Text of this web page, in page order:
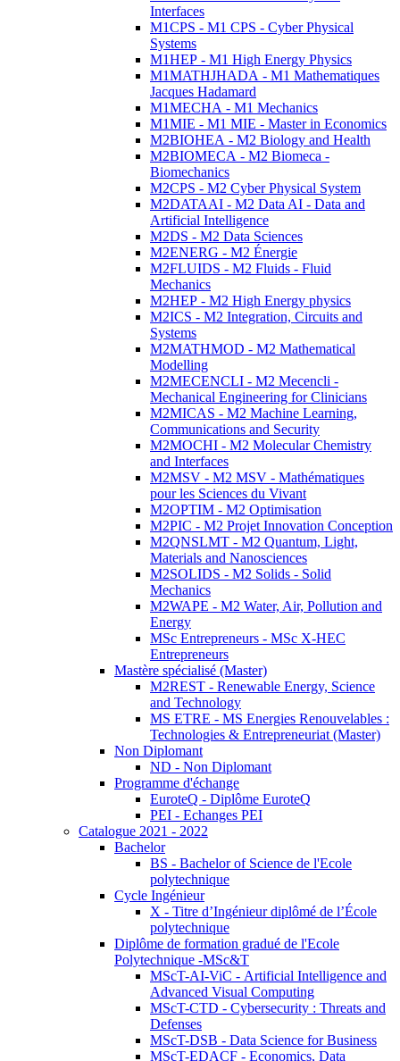
Interfaces
M1CPS - M1 CPS - Cyber Physical
Systems
M1HEP - M1 High Energy Physics
M1MATHJHADA - M1 Mathematiques
Jacques Hadamard
M1MECHA - M1 Mechanics
M1MIE - M1 MIE - Master in Economics
M2BIOHEA - M2 Biology and Health
M2BIOMECA - M2 Biomeca -
Biomechanics
M2CPS - M2 Cyber Physical System
M2DATAAI - M2 Data AI - Data and
Artificial Intelligence
M2DS - M2 Data Sciences
M2ENERG - M2 Énergie
M2FLUIDS - M2 Fluids - Fluid
Mechanics
M2HEP - M2 High Energy physics
M2ICS - M2 Integration, Circuits and
Systems
M2MATHMOD - M2 Mathematical
Modelling
M2MECENCLI - M2 Mecencli -
Mechanical Engineering for Clinicians
M2MICAS - M2 Machine Learning,
Communications and Security
M2MOCHI - M2 Molecular Chemistry
and Interfaces
M2MSV - M2 MSV - Mathématiques
pour les Sciences du Vivant
M2OPTIM - M2 Optimisation
M2PIC - M2 Projet Innovation Conception
M2QNSLMT - M2 Quantum, Light,
Materials and Nanosciences
M2SOLIDS - M2 Solids - Solid
Mechanics
M2WAPE - M2 Water, Air, Pollution and
Energy
MSc Entrepreneurs - MSc X-HEC
Entrepreneurs
Mastère spécialisé (Master)
M2REST - Renewable Energy, Science
and Technology
MS ETRE - MS Energies Renouvelables :
Technologies & Entrepreneuriat (Master)
Non Diplomant
ND - Non Diplomant
Programme d'échange
EuroteQ - Diplôme EuroteQ
PEI - Echanges PEI
Catalogue 2021 - 2022
Bachelor
BS - Bachelor of Science de l'Ecole
polytechnique
Cycle Ingénieur
X - Titre d’Ingénieur diplômé de l’École
polytechnique
Diplôme de formation gradué de l'Ecole
Polytechnique -MSc&T
MScT-AI-ViC - Artificial Intelligence and
Advanced Visual Computing
MScT-CTD - Cybersecurity : Threats and
Defenses
MScT-DSB - Data Science for Business
MScT-EDACF - Economics, Data